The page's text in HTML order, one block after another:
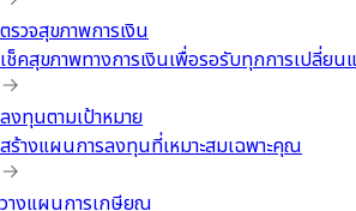
ตรวจสุขภาพการเงิน
เช็คสุขภาพทางการเงินเพื่อรอรับทุกการเปลี่ยน
ลงทุนตามเป้าหมาย
สร้างแผนการลงทุนที่เหมาะสมเฉพาะคุณ
วางแผนการเกษียณ